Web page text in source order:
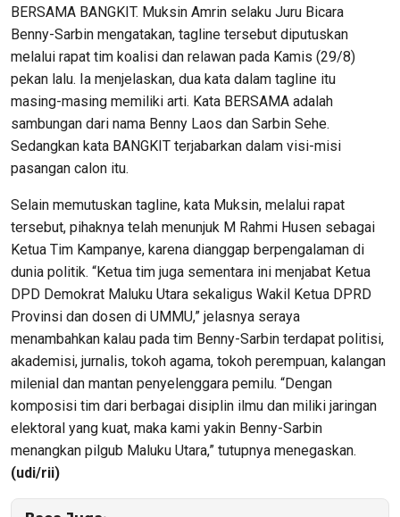
BERSAMA BANGKIT. Muksin Amrin selaku Juru Bicara
Benny-Sarbin mengatakan, tagline tersebut diputuskan
melalui rapat tim koalisi dan relawan pada Kamis (29/8)
pekan lalu. Ia menjelaskan, dua kata dalam tagline itu
masing-masing memiliki arti. Kata BERSAMA adalah
sambungan dari nama Benny Laos dan Sarbin Sehe.
Sedangkan kata BANGKIT terjabarkan dalam visi-misi
pasangan calon itu.
Selain memutuskan tagline, kata Muksin, melalui rapat
tersebut, pihaknya telah menunjuk M Rahmi Husen sebagai
Ketua Tim Kampanye, karena dianggap berpengalaman di
dunia politik. “Ketua tim juga sementara ini menjabat Ketua
DPD Demokrat Maluku Utara sekaligus Wakil Ketua DPRD
Provinsi dan dosen di UMMU,” jelasnya seraya
menambahkan kalau pada tim Benny-Sarbin terdapat politisi,
akademisi, jurnalis, tokoh agama, tokoh perempuan, kalangan
milenial dan mantan penyelenggara pemilu. “Dengan
komposisi tim dari berbagai disiplin ilmu dan miliki jaringan
elektoral yang kuat, maka kami yakin Benny-Sarbin
menangkan pilgub Maluku Utara,” tutupnya menegaskan.
(udi/rii)